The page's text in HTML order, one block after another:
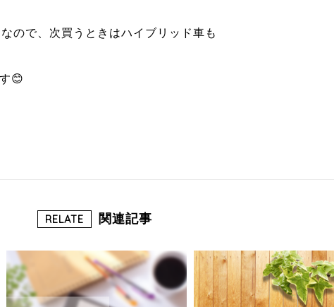
ので、次買うときはハイブリッド車も
😊
RELATE 関連記事